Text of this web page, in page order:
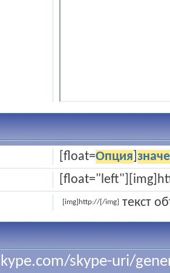
[float=Опция
[img]http://[/img] текст
skype-uri/